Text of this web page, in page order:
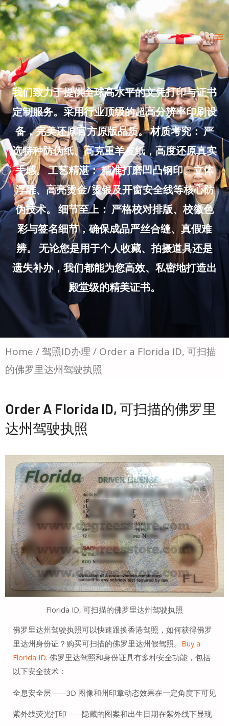
Skip
to
content
我们致力于提供全球高水平的文凭打印与证书
定制服务。采用行业顶级的超高分辨率印刷设
备，完美还原官方原版品质。 材质考究： 严
选特种防伪纸、高克重羊皮纸，高度还原真实
手感。 工艺精湛： 精准打磨凹凸钢印、立体
浮雕、高亮烫金/烫银及开窗安全线等核心防
伪技术。 细节至上： 严格校对排版、校徽色
彩与签名细节，确保成品严丝合缝、真假难
辨。 无论您是用于个人收藏、拍摄道具还是
遗失补办，我们都能为您高效、私密地打造出
殿堂级的精美证书。
Home /驾照ID办理 / Order a Florida ID, 可扫描
的佛罗里达州驾驶执照
Order A Florida ID, 可扫描的佛罗里
达州驾驶执照
Florida ID, 可扫描的佛罗里达州驾驶执照
佛罗里达州驾驶执照可以快速跟换香港驾照，如何获得佛罗
里达州身份证？购买可扫描的佛罗里达州假驾照。 Buy a
Florida ID. 佛罗里达驾照和身份证具有多种安全功能，包括
以下安全技术：
全息安全层——3D 图像和州印章动态效果在一定角度下可见
紫外线荧光打印——隐藏的图案和出生日期在紫外线下显现